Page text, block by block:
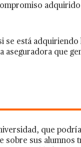
está
que
que
sus alumnos